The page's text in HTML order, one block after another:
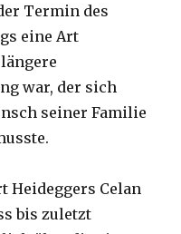
Termin des
eine Art
war, der sich
seiner Familie
Heideggers Celan
bis zuletzt